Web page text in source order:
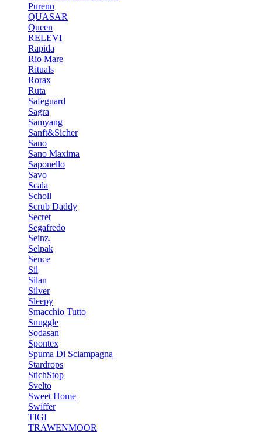
Purenn
QUASAR
Queen
RELEVI
Rapida
Rio Mare
Rituals
Rorax
Ruta
Safeguard
Sagra
Samyang
Sanft&Sicher
Sano
Sano Maxima
Saponello
Savo
Scala
Scholl
Scrub Daddy
Secret
Segafredo
Seinz.
Selpak
Sence
Sil
Silan
Silver
Sleepy
Smacchio Tutto
Snuggle
Sodasan
Spontex
Spuma Di Sciampagna
Stardrops
StichStop
Svelto
Sweet Home
Swiffer
TIGI
TRAWENMOOR